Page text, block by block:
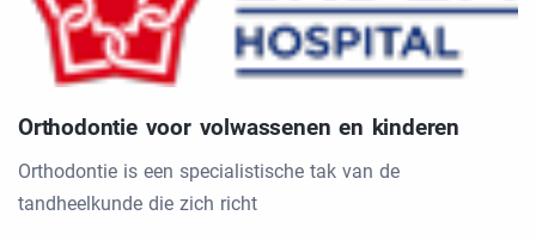
Orthodontie voor volwassenen en kinderen
Orthodontie is een specialistische tak van de
tandheelkunde die zich richt